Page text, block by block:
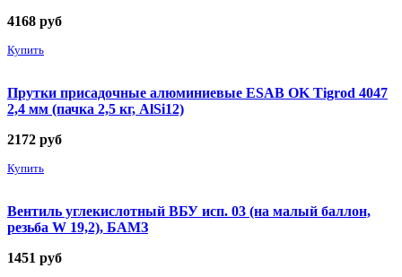
4168 руб
Купить
Прутки присадочные алюминиевые ESAB OK Tigrod 4047
2,4 мм (пачка 2,5 кг, AlSi12)
2172 руб
Купить
Вентиль углекислотный ВБУ исп. 03 (на малый баллон,
резьба W 19,2), БАМЗ
1451 руб